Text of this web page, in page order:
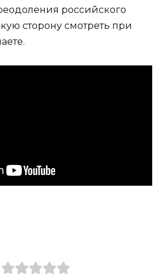
российского
сторону смотреть при